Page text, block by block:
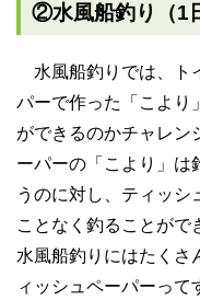
②水風船釣り（1
水風船釣りでは、ト
パーで作った「こより
ができるのかチャレン
ーパーの「こより」は
うのに対し、ティッシ
ことなく釣ることがで
水風船釣りにはたくさ
ィッシュペーパーって